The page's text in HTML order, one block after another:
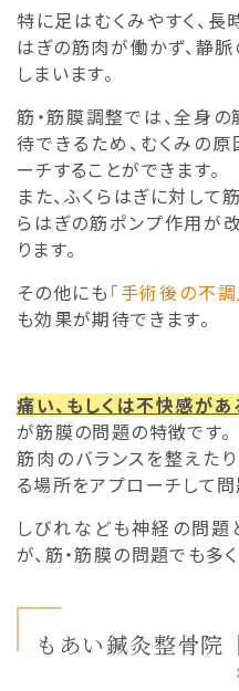
特に足はむくみやすく、長
はぎの筋肉が働かず、静脈
しまいます。
筋・筋膜調整では、全身
待できるため、むくみの
ーチすることができます。
また、ふくらはぎに対して
らはぎの筋ポンプ作用が
ります。
その他にも 「手術後の不調
も効果が期待できます。
痛い、もしくは不快感が
が筋膜の問題の特徴です。
筋肉のバランスを整えた
る場所をアプローチして問
しびれなども神経の問題
が、筋・筋膜の問題でも多
もあい鍼灸整骨院